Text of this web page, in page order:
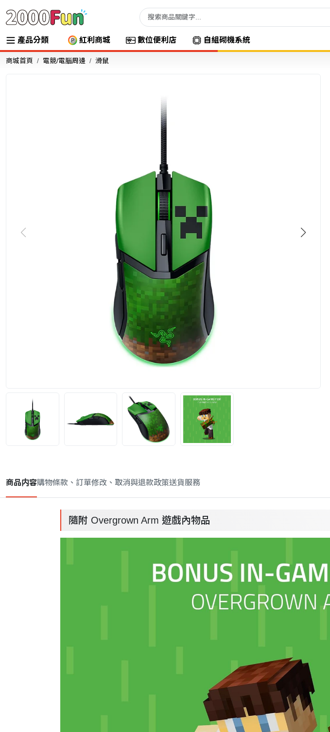
產品分類 紅利商城 數位便利店 自組砌機系統
商城首頁 電競/電腦周邊 滑鼠
商品内容購物條款、訂單修改、取消與退款政策送貨服務
隨附 Overgrown Arm 遊戲內物品